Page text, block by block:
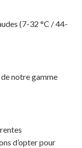
(7-32 °C / 44-
notre gamme
d’opter pour